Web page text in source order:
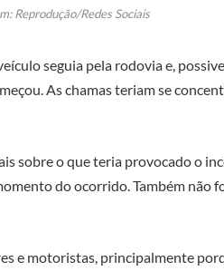
Reprodução/Redes Sociais
seguia pela rodovia e,
As chamas teriam se
sobre o que teria provocado o
do ocorrido. Também não
e motoristas, principalmente